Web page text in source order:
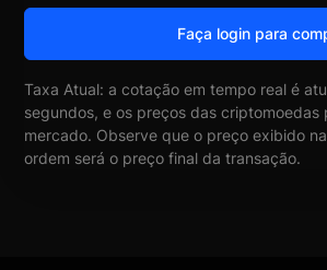
Faça login para
Taxa Atual: a cotação em tempo real é
segundos, e os preços das criptomoedas
mercado. Observe que o preço exibido
ordem será o preço final da transação.